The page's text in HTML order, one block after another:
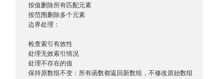
按值删除所有匹配元素
按范围删除多个元素
边界处理：
检查索引有效性
处理无效索引情况
处理不存在的值
保持原数组不变：所有函数都返回新数组，不修改原始数组